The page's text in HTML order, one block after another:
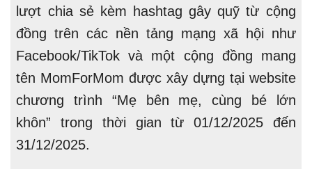
lượt chia sẻ kèm hashtag gây quỹ từ cộng
đồng trên các nền tảng mạng xã hội như
Facebook/TikTok và một cộng đồng mang
tên MomForMom được xây dựng tại website
chương trình “Mẹ bên mẹ, cùng bé lớn
khôn” trong thời gian từ 01/12/2025 đến
31/12/2025.